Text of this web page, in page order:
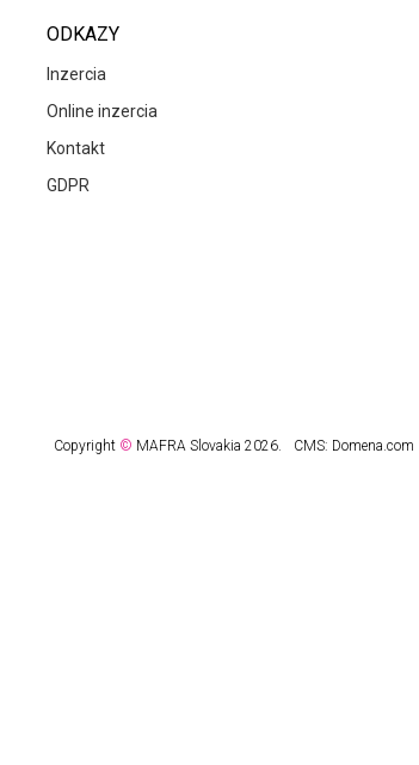
ODKAZY
Inzercia
Online inzercia
Kontakt
GDPR
Copyright © MAFRA Slovakia 2026. CMS: Domena.com